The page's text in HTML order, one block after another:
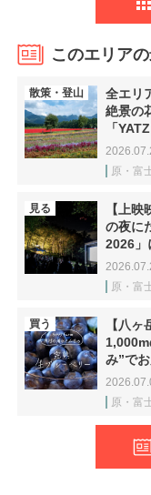
このエリア
散策・登山
全エリ
絶景の
「
原・富
見る
【上
の夜に
2026
原・富
買う
【八
み”でお
原・富